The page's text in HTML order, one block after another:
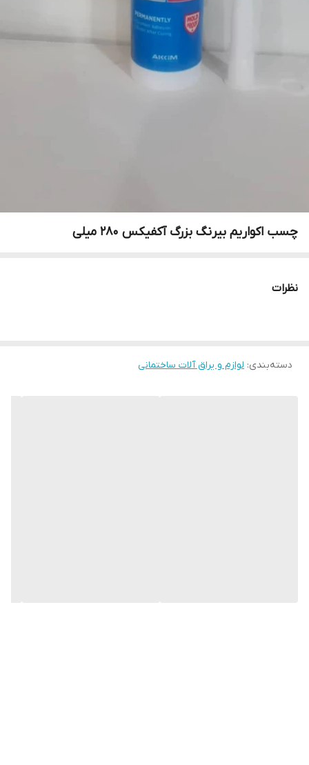
چسب اکواریم بیرنگ بزرگ آکفیکس 280 میلی
نظرات
دسته‌بندی: لوازم و یراق آلات ساختمانی